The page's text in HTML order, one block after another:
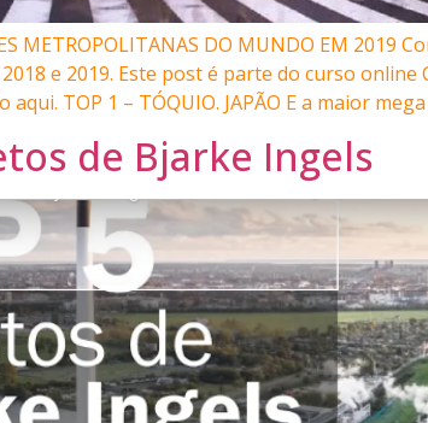
METROPOLITANAS DO MUNDO EM
e 2019. Este post é parte do curso
TOP 1 – TÓQUIO. JAPÃO E a maior
de Bjarke Ingels